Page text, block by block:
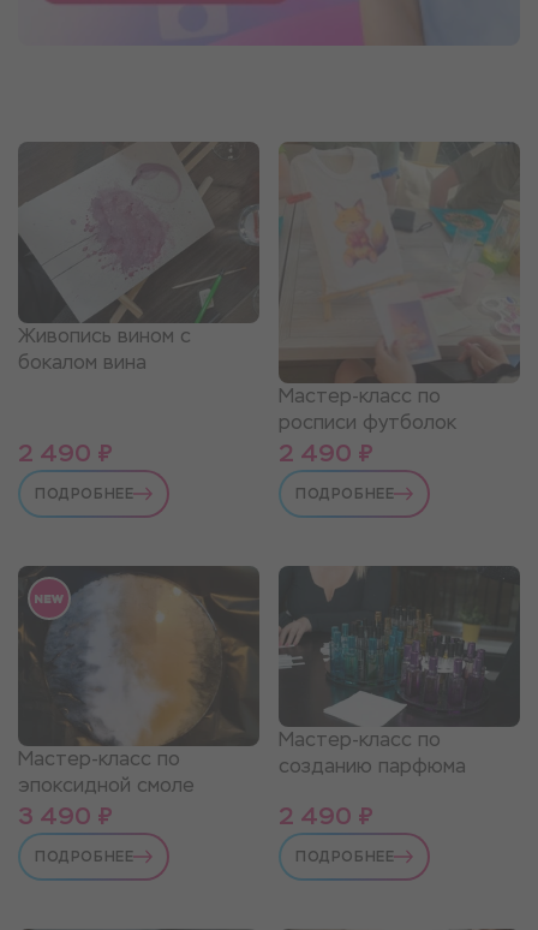
Живопись вином с
бокалом вина
2 490 ₽
ПОДРОБНЕЕ
Мастер-класс по
росписи футболок
2 490 ₽
ПОДРОБНЕЕ
Мастер-класс по
эпоксидной смоле
3 490 ₽
ПОДРОБНЕЕ
Мастер-класс по
созданию парфюма
2 490 ₽
ПОДРОБНЕЕ